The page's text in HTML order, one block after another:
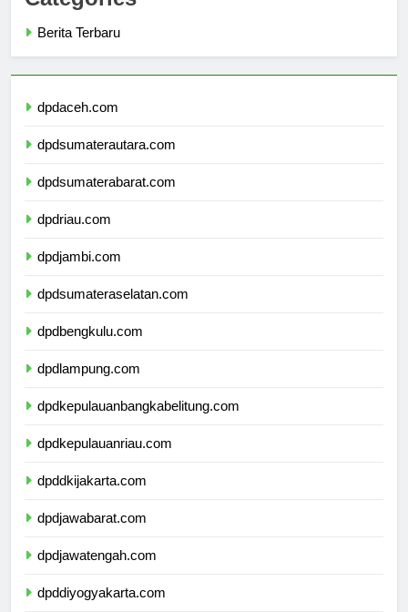
Categories